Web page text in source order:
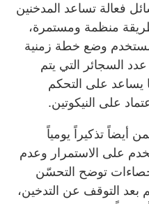
فعالة تساعد المدخنين
منظمة ومستمرة،
وضع خطة زمنية
السجائر التي يتم
يساعد على التحكم
على النيكوتين.
أيضاً تذكيراً يومياً
على الاستمرار وعدم
توضح التحسّن
التوقف عن التدخين،